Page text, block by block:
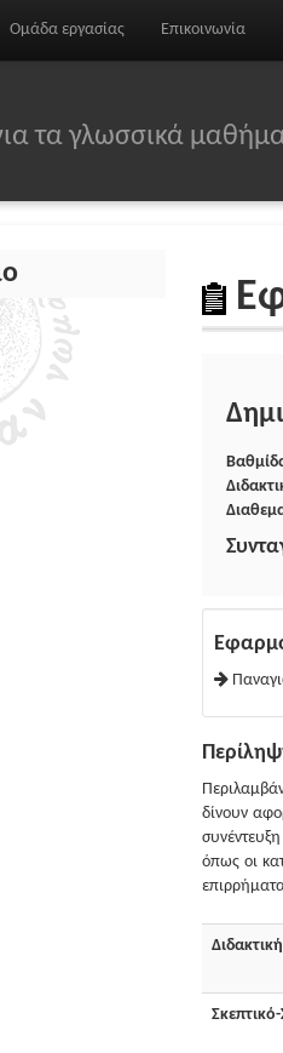
Ομάδα εργασίας Επικοινωνία
τα γλωσσικά
δίνουν
όπως οι